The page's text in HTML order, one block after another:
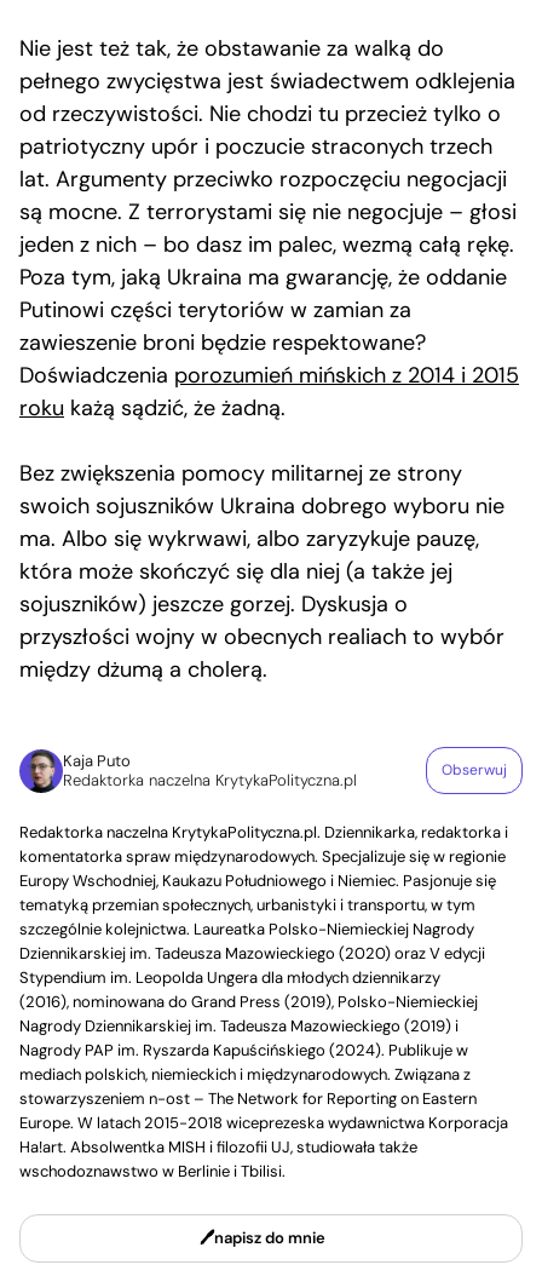
Nie jest też tak, że obstawanie za walką do
pełnego zwycięstwa jest świadectwem odklejenia
od rzeczywistości. Nie chodzi tu przecież tylko o
patriotyczny upór i poczucie straconych trzech
lat. Argumenty przeciwko rozpoczęciu negocjacji
są mocne. Z terrorystami się nie negocjuje – głosi
jeden z nich – bo dasz im palec, wezmą całą rękę.
Poza tym, jaką Ukraina ma gwarancję, że oddanie
Putinowi części terytoriów w zamian za
zawieszenie broni będzie respektowane?
Doświadczenia porozumień mińskich z 2014 i 2015
roku każą sądzić, że żadną.
Bez zwiększenia pomocy militarnej ze strony
swoich sojuszników Ukraina dobrego wyboru nie
ma. Albo się wykrwawi, albo zaryzykuje pauzę,
która może skończyć się dla niej (a także jej
sojuszników) jeszcze gorzej. Dyskusja o
przyszłości wojny w obecnych realiach to wybór
między dżumą a cholerą.
Kaja Puto
Redaktorka naczelna KrytykaPolityczna.pl
Obserwuj
Redaktorka naczelna KrytykaPolityczna.pl. Dziennikarka, redaktorka i
komentatorka spraw międzynarodowych. Specjalizuje się w regionie
Europy Wschodniej, Kaukazu Południowego i Niemiec. Pasjonuje się
tematyką przemian społecznych, urbanistyki i transportu, w tym
szczególnie kolejnictwa. Laureatka Polsko-Niemieckiej Nagrody
Dziennikarskiej im. Tadeusza Mazowieckiego (2020) oraz V edycji
Stypendium im. Leopolda Ungera dla młodych dziennikarzy
(2016), nominowana do Grand Press (2019), Polsko-Niemieckiej
Nagrody Dziennikarskiej im. Tadeusza Mazowieckiego (2019) i
Nagrody PAP im. Ryszarda Kapuścińskiego (2024). Publikuje w
mediach polskich, niemieckich i międzynarodowych. Związana z
stowarzyszeniem n-ost – The Network for Reporting on Eastern
Europe. W latach 2015-2018 wiceprezeska wydawnictwa Korporacja
Ha!art. Absolwentka MISH i filozofii UJ, studiowała także
wschodoznawstwo w Berlinie i Tbilisi.
napisz do mnie